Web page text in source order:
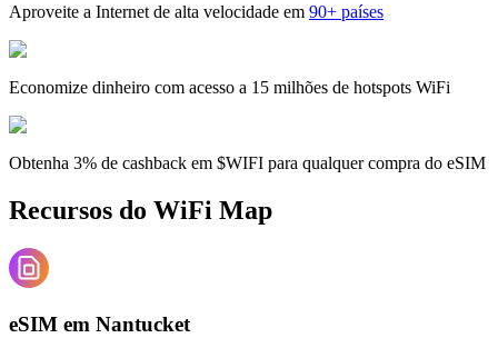
Aproveite a Internet de alta velocidade em 90+ países
Economize dinheiro com acesso a 15 milhões de hotspots WiFi
Obtenha 3% de cashback em $WIFI para qualquer compra do eSIM
Recursos do WiFi Map
eSIM em Nantucket